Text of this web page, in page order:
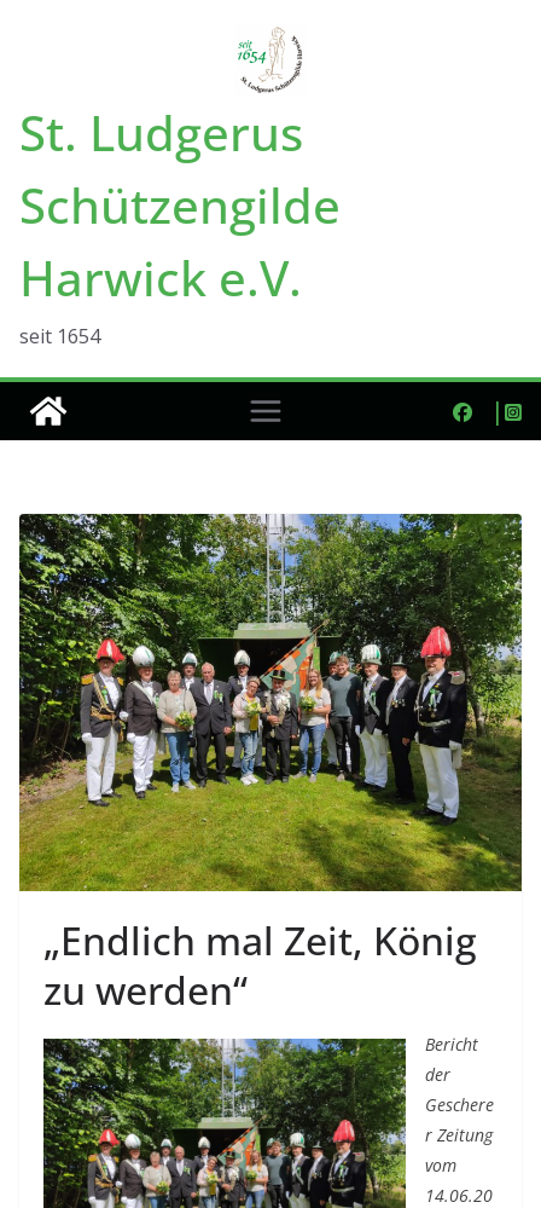
St. Ludgerus
Schützengilde
Harwick e.V.
seit 1654
„Endlich mal Zeit, König
zu werden“
Bericht
der
Geschere
r Zeitung
vom
14.06.20